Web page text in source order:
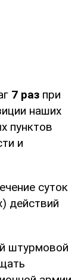
7 раз при
наших
пунктов
и
суток
действий
штурмовой